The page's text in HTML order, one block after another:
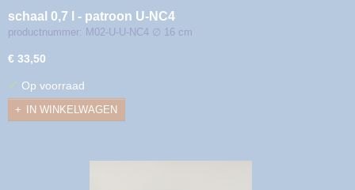
schaal 0,7 l - patroon U-NC4
productnummer: M02-U-U-NC4 ∅ 16 cm
€ 33,50
✓ Op voorraad
IN WINKELWAGEN